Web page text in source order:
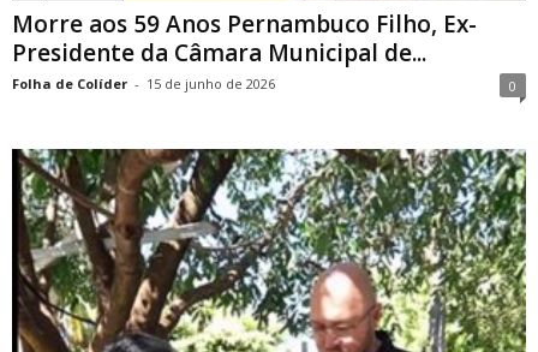
Morre aos 59 Anos Pernambuco Filho, Ex-
Presidente da Câmara Municipal de...
Folha de Colíder - 15 de junho de 2026 0